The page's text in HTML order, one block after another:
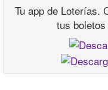
Tu app de Loterías.
tus